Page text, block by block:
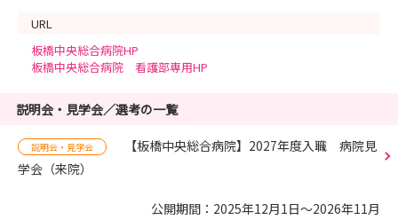
URL
板橋中央総合病院HP
板橋中央総合病院 看護部専用HP
説明会・見学会／選考の一覧
説明会・見学会
【板橋中央総合病院】2027年度入職 病院見
学会（来院）
公開期間：2025年12月1日～2026年11月